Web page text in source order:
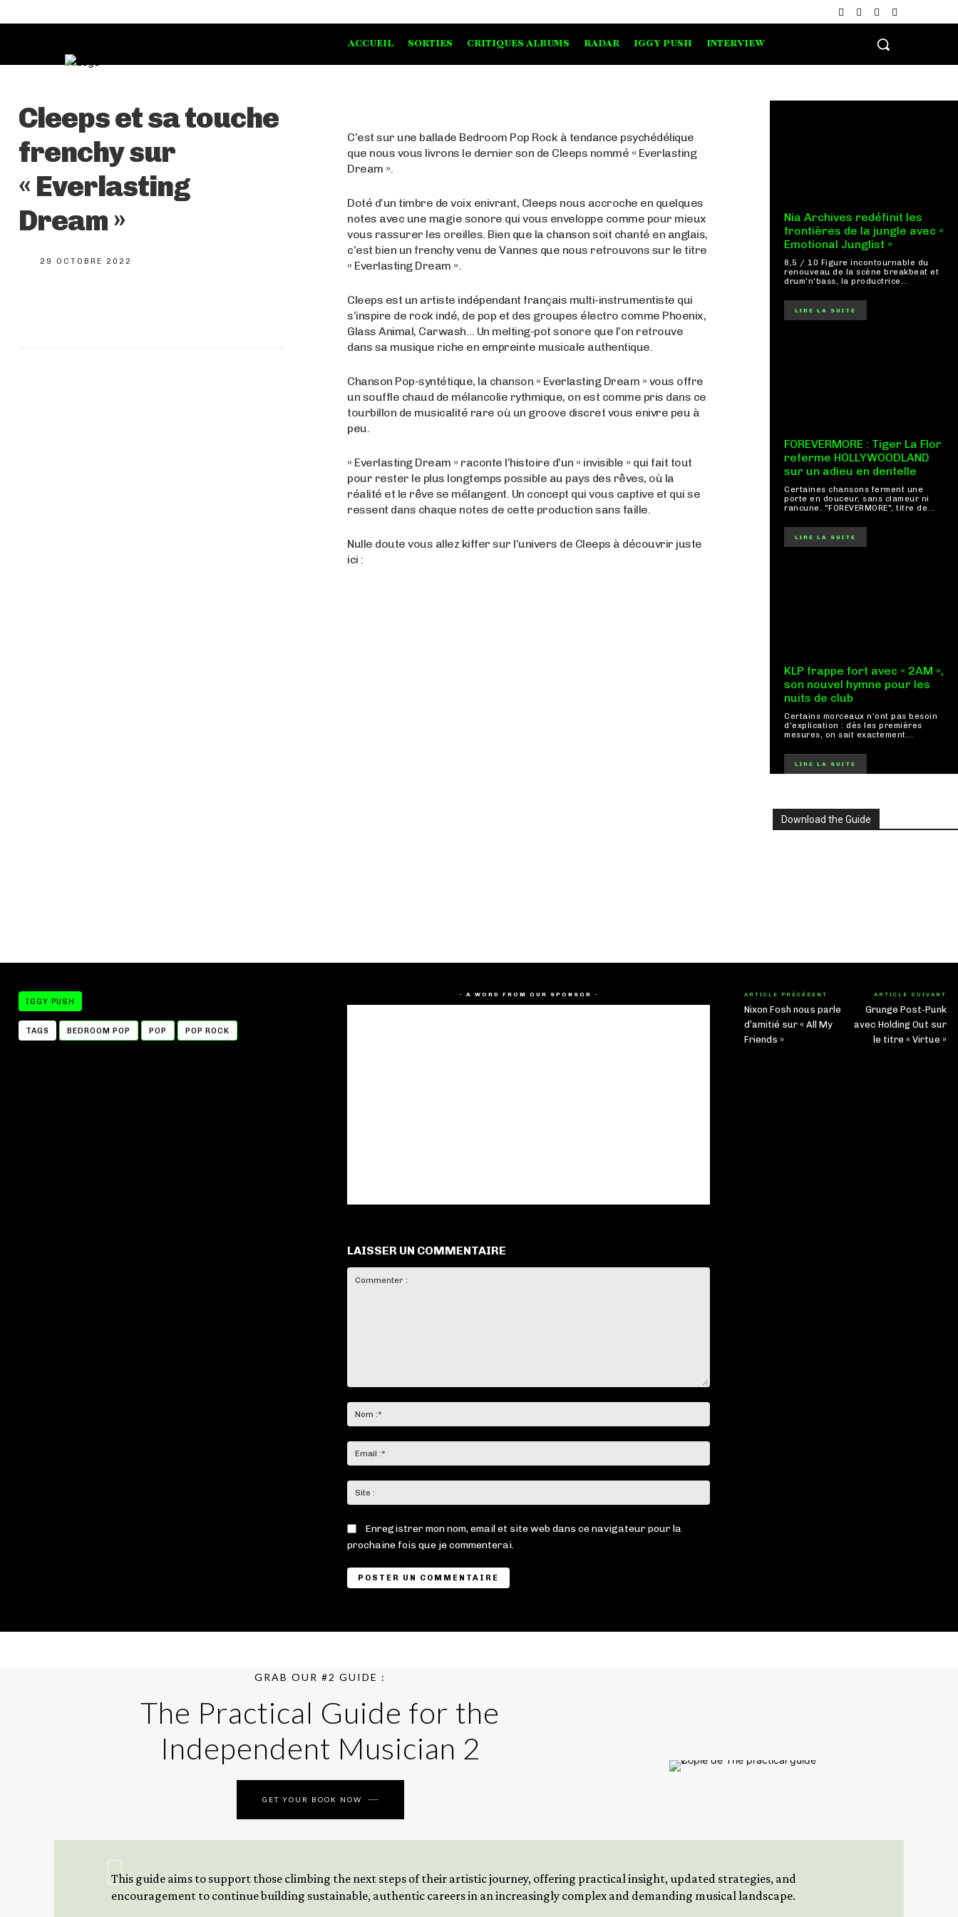
ACCUEIL SORTIES CRITIQUES ALBUMS RADAR IGGY PUSH INTERVIEW
Cleeps et sa touche
frenchy sur
« Everlasting
Dream »
29 OCTOBRE 2022
C’est sur une ballade Bedroom Pop Rock à tendance psychédélique
que nous vous livrons le dernier son de Cleeps nommé « Everlasting
Dream ».
Doté d’un timbre de voix enivrant, Cleeps nous accroche en quelques
notes avec une magie sonore qui vous enveloppe comme pour mieux
vous rassurer les oreilles. Bien que la chanson soit chanté en anglais,
c’est bien un frenchy venu de Vannes que nous retrouvons sur le titre
« Everlasting Dream ».
Cleeps est un artiste indépendant français multi-instrumentiste qui
s’inspire de rock indé, de pop et des groupes électro comme Phoenix,
Glass Animal, Carwash… Un melting-pot sonore que l’on retrouve
dans sa musique riche en empreinte musicale authentique.
Chanson Pop-syntétique, la chanson « Everlasting Dream » vous offre
un souffle chaud de mélancolie rythmique, on est comme pris dans ce
tourbillon de musicalité rare où un groove discret vous enivre peu à
peu.
« Everlasting Dream » raconte l’histoire d’un « invisible » qui fait tout
pour rester le plus longtemps possible au pays des rêves, où la
réalité et le rêve se mélangent. Un concept qui vous captive et qui se
ressent dans chaque notes de cette production sans faille.
Nulle doute vous allez kiffer sur l’univers de Cleeps à découvrir juste
ici :
Nia Archives redéfinit les
frontières de la jungle avec «
Emotional Junglist »
8,5 / 10 Figure incontournable du
renouveau de la scène breakbeat et
drum'n'bass, la productrice...
LIRE LA SUITE
FOREVERMORE : Tiger La Flor
referme HOLLYWOODLAND
sur un adieu en dentelle
Certaines chansons ferment une
porte en douceur, sans clameur ni
rancune. "FOREVERMORE", titre de...
LIRE LA SUITE
KLP frappe fort avec « 2AM »,
son nouvel hymne pour les
nuits de club
Certains morceaux n'ont pas besoin
d'explication : dès les premières
mesures, on sait exactement...
LIRE LA SUITE
Download the Guide
IGGY PUSH
TAGS BEDROOM POP POP POP ROCK
- A WORD FROM OUR SPONSOR -
LAISSER UN COMMENTAIRE
:*
:*
:
Enregistrer mon nom, email et site web dans ce navigateur pour la
prochaine fois que je commenterai.
ARTICLE PRÉCÉDENT
Nixon Fosh nous parle
d’amitié sur « All My
Friends »
ARTICLE SUIVANT
Grunge Post-Punk
avec Holding Out sur
le titre « Virtue »
GRAB OUR #2 GUIDE :
The Practical Guide for the
Independent Musician 2
GET YOUR BOOK NOW
This guide aims to support those climbing the next steps of their artistic journey, offering practical insight, updated strategies, and
encouragement to continue building sustainable, authentic careers in an increasingly complex and demanding musical landscape.